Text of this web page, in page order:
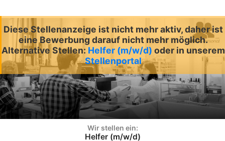
Diese Stellenanzeige ist nicht mehr aktiv, daher ist
eine Bewerbung darauf nicht mehr möglich.
Alternative Stellen: Helfer (m/w/d) oder in unserem
Stellenportal
Wir stellen ein:
Helfer (m/w/d)